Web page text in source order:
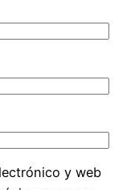
y web